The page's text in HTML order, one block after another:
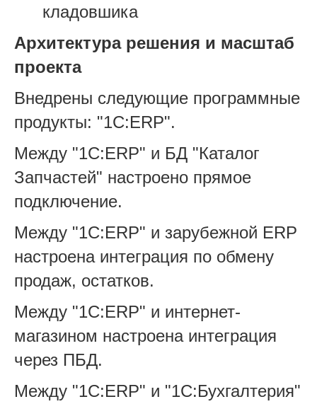
кладовшика
Архитектура решения и масштаб
проекта
Внедрены следующие программные
продукты: "1С:ERP".
Между "1С:ERP" и БД "Каталог
Запчастей" настроено прямое
подключение.
Между "1С:ERP" и зарубежной ERP
настроена интеграция по обмену
продаж, остатков.
Между "1С:ERP" и интернет-
магазином настроена интеграция
через ПБД.
Между "1С:ERP" и "1С:Бухгалтерия"